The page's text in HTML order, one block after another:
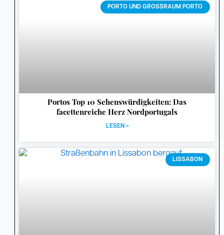
PORTO UND GROSSRAUM PORTO
Portos Top 10 Sehenswürdigkeiten: Das
facettenreiche Herz Nordportugals
LESEN »
LISSABON